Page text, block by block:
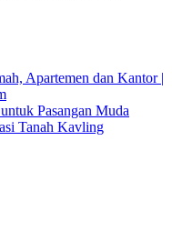
Apartemen dan Kantor |
Pasangan Muda
Tanah Kavling